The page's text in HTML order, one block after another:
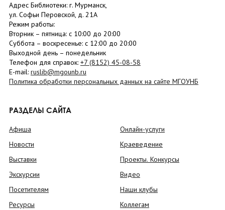
Адрес Библиотеки: г. Мурманск,
ул. Софьи Перовской, д. 21А
Режим работы:
Вторник – пятница: с 10:00 до 20:00
Суббота – воскресенье: c 12:00 до 20:00
Выходной день – понедельник
Телефон для справок: +7 (8152) 45-08-58
E-mail: ruslib@mgounb.ru
Политика обработки персональных данных на сайте МГОУНБ
РАЗДЕЛЫ САЙТА
Афиша
Новости
Выставки
Экскурсии
Посетителям
Ресурсы
Онлайн-услуги
Краеведение
Проекты. Конкурсы
Видео
Наши клубы
Коллегам